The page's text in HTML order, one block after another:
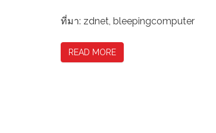
ที่มา: zdnet, bleepingcomputer
READ MORE